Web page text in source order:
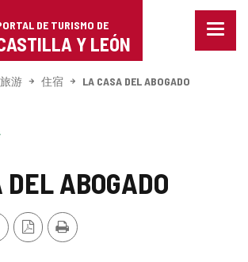
DE TURISMO DE
Y LEÓN
菜
游 住宿 LA CASA DEL ABOGADO
ABOGADO
PDF
版
打
印